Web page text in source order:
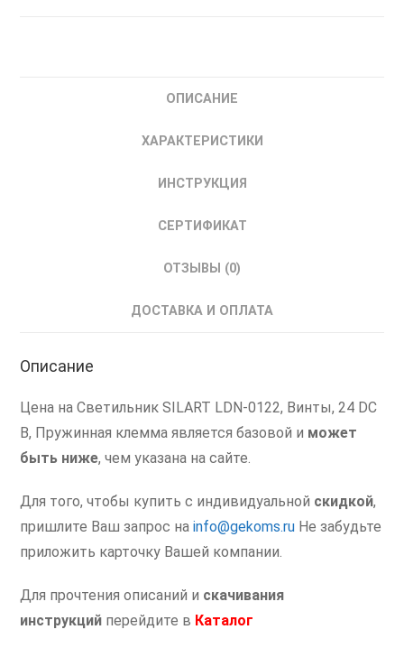
ОПИСАНИЕ
ХАРАКТЕРИСТИКИ
ИНСТРУКЦИЯ
СЕРТИФИКАТ
ОТЗЫВЫ (0)
ДОСТАВКА И ОПЛАТА
Описание
Цена на Светильник SILART LDN-0122, Винты, 24 DC
В, Пружинная клемма является базовой и может
быть ниже, чем указана на сайте.
Для того, чтобы купить с индивидуальной скидкой,
пришлите Ваш запрос наinfo@gekoms.ru Не забудьте
приложить карточку Вашей компании.
Для прочтения описаний и скачивания
инструкций перейдите в Каталог